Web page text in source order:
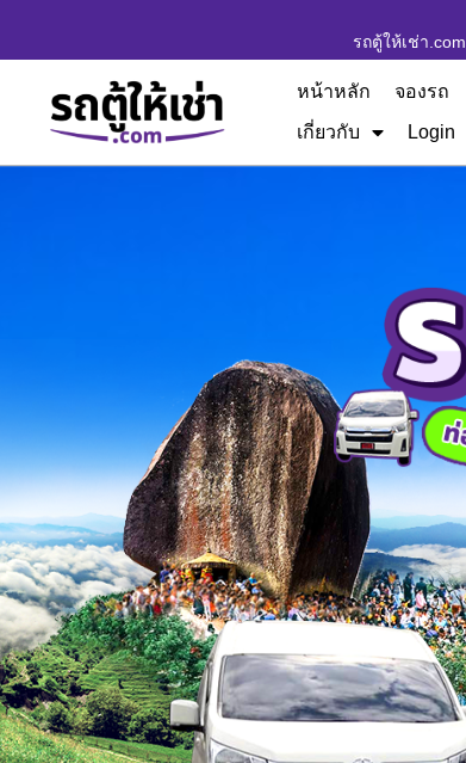
รถตู้ให้เช่า.com
หน้าหลัก จองรถ
เกี่ยวกับ
Login